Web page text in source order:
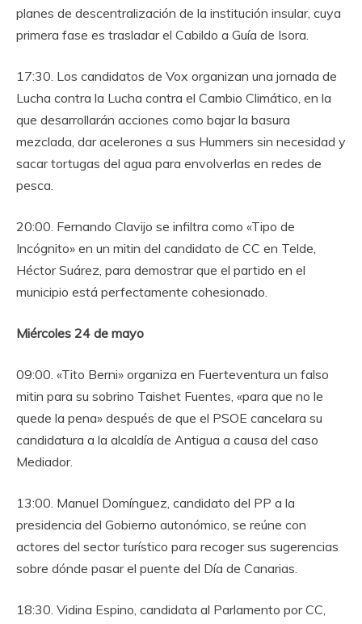
planes de descentralización de la institución insular, cuya
primera fase es trasladar el Cabildo a Guía de Isora.
17:30. Los candidatos de Vox organizan una jornada de
Lucha contra la Lucha contra el Cambio Climático, en la
que desarrollarán acciones como bajar la basura
mezclada, dar acelerones a sus Hummers sin necesidad y
sacar tortugas del agua para envolverlas en redes de
pesca.
20:00. Fernando Clavijo se infiltra como «Tipo de
Incógnito» en un mitin del candidato de CC en Telde,
Héctor Suárez, para demostrar que el partido en el
municipio está perfectamente cohesionado.
Miércoles 24 de mayo
09:00. «Tito Berni» organiza en Fuerteventura un falso
mitin para su sobrino Taishet Fuentes, «para que no le
quede la pena» después de que el PSOE cancelara su
candidatura a la alcaldía de Antigua a causa del caso
Mediador.
13:00. Manuel Domínguez, candidato del PP a la
presidencia del Gobierno autonómico, se reúne con
actores del sector turístico para recoger sus sugerencias
sobre dónde pasar el puente del Día de Canarias.
18:30. Vidina Espino, candidata al Parlamento por CC,